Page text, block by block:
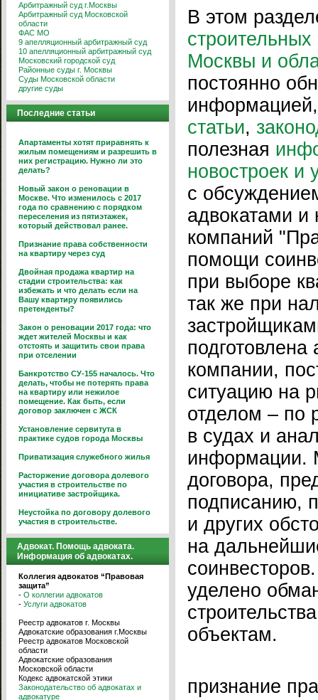
Арбитражный суд г.Москвы
Арбитражный суд Московской
области
ФАС МО
9 апелляционный арбитражный суд
10 апелляционный арбитражный суд
Московский городской суд
Районные суды г. Москвы
Суды Московской области
другие суды
Последние статьи
Апартаменты хотят приравнять к
жилым помещениям и разрешить в
них регистрацию. Нужно ли это
делать?
Новый закон о реновации в
Москве. Что изменилось с 2017
года по сравнению с порядком
переселения из пятиэтажек,
который действовал ранее.
Признание права собственности
на квартиру через суд
Двойная продажа квартир на
стадии строительства: как
избежать и что делать если на
Вашу квартиру появились
претенденты?
Закон о реновации 2017 года: что
ждет жителей Москвы и как
отстоять и защитить свои права
при отселении
Банкротство СУ-155 началось. Что
делать, чтобы не потерять права
на квартиру или нежилое
помещение. Как быть, если
договор заключен с ЖСК
Установление сервитута в
практике судов города Москвы
Приватизация служебного жилья
Расторжение договора долевого
участия в строительстве по
инициативе застройщика.
Неустойка по договору долевого
участия в строительстве.
Адвокат. Помощь адвоката.
Информация об адвокатах.
Коллегия адвокатов “Правовая
защита”
- О коллегии адвокатов
- Услуги адвокатов
Реестр адвокатов г. Москвы
Адвокатские образования г.Москвы
Реестр адвокатов Московской
области
Адвокатские образования
Московской области
Кодекс адвокатской этики
Законодательство об адвокатах и
адвокатуре
В этом
Москвы и
постоянно
статьи,
полезная
новостроек и
с
адвокатами и
компаний
помощи
при выборе
так же при
компании,
ситуацию на
отделом – по
в судах и
информации.
договора,
подписанию,
и других
на
уделено
объектам.
признание